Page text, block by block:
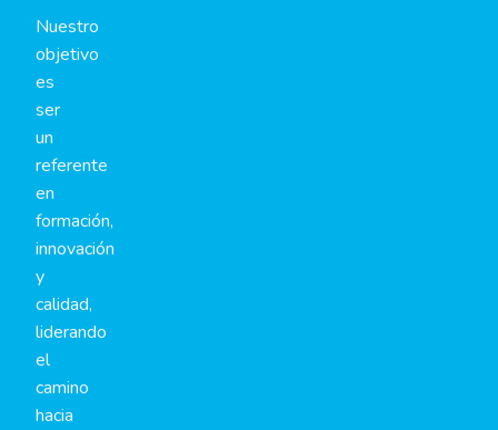
Nuestro
objetivo
es
ser
un
referente
en
formación,
innovación
y
calidad,
liderando
el
camino
hacia